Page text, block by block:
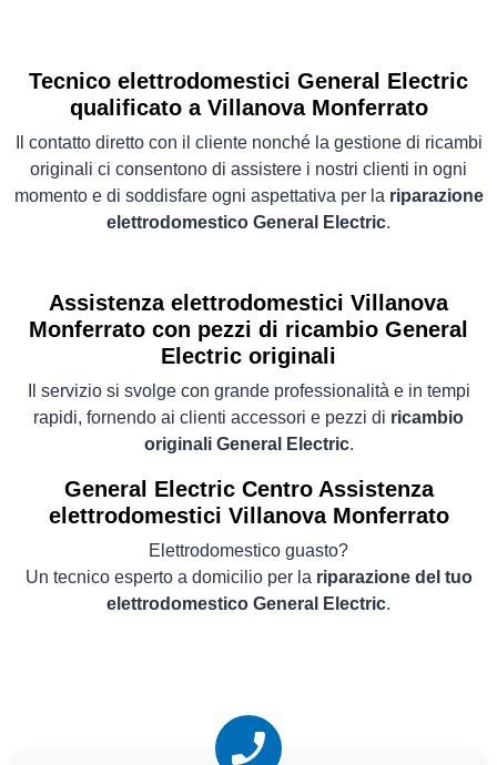
Tecnico elettrodomestici General Electric
qualificato a Villanova Monferrato
Il contatto diretto con il cliente nonché la gestione di ricambi
originali ci consentono di assistere i nostri clienti in ogni
momento e di soddisfare ogni aspettativa per la riparazione
elettrodomestico General Electric.
Assistenza elettrodomestici Villanova
Monferrato con pezzi di ricambio General
Electric originali
Il servizio si svolge con grande professionalità e in tempi
rapidi, fornendo ai clienti accessori e pezzi di ricambio
originali General Electric.
General Electric Centro Assistenza
elettrodomestici Villanova Monferrato
Elettrodomestico guasto?
Un tecnico esperto a domicilio per la riparazione del tuo
elettrodomestico General Electric.